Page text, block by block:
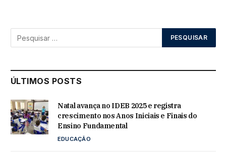
ÚLTIMOS POSTS
Natal avança no IDEB 2025 e registra
crescimento nos Anos Iniciais e Finais do
Ensino Fundamental
EDUCAÇÃO